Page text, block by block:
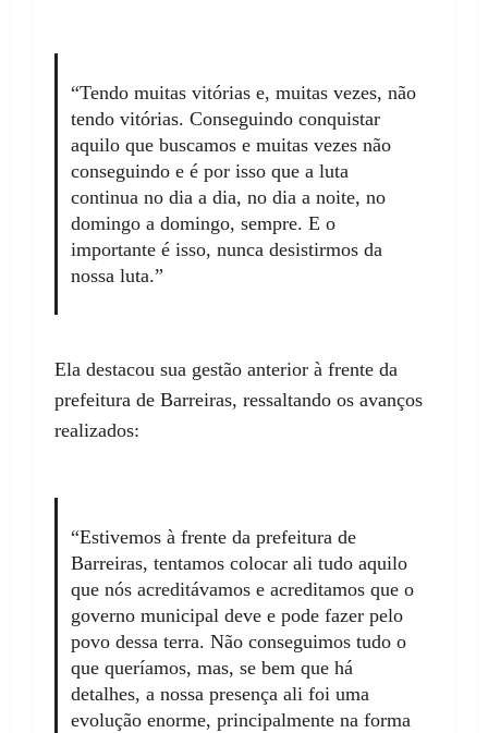
“Tendo muitas vitórias e, muitas vezes, não
tendo vitórias. Conseguindo conquistar
aquilo que buscamos e muitas vezes não
conseguindo e é por isso que a luta
continua no dia a dia, no dia a noite, no
domingo a domingo, sempre. E o
importante é isso, nunca desistirmos da
nossa luta.”
Ela destacou sua gestão anterior à frente da
prefeitura de Barreiras, ressaltando os avanços
realizados:
“Estivemos à frente da prefeitura de
Barreiras, tentamos colocar ali tudo aquilo
que nós acreditávamos e acreditamos que o
governo municipal deve e pode fazer pelo
povo dessa terra. Não conseguimos tudo o
que queríamos, mas, se bem que há
detalhes, a nossa presença ali foi uma
evolução enorme, principalmente na forma